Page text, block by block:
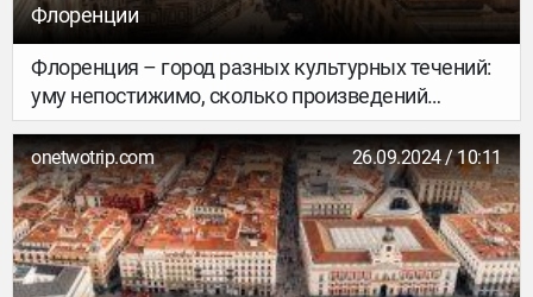
Флоренции
Флоренция – город разных культурных течений:
уму непостижимо, сколько произведений
искусства она хранит. Здесь можно найти и
статую Давида, и Микеланджело, и «Рождение
Венеры» Боттичелли, и автопортрет Рафаэля.
Сейчас расскажем, где именно, да и музеи — не
единственное, чем славится Флоренция.
onetwotrip.com 26.09.2024 / 10:11